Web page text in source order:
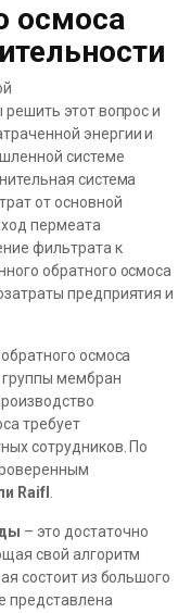
осмоса
этот вопрос и
энергии и
системе
система
от основной
пермеата
фильтрата к
обратного осмоса
предприятия и
осмоса
мембран
требует
сотрудников. По
Raifl
– это достаточно
свой алгоритм
состоит из большого
представлена